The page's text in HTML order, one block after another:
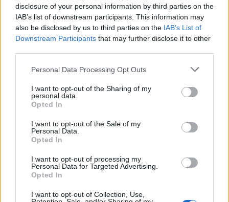
disclosure of your personal information by third parties on the
IAB’s list of downstream participants. This information may
also be disclosed by us to third parties on the IAB’s List of
Downstream Participants that may further disclose it to other
Please note that this website/app uses one or more Google
not limited to your visit or usage behaviour. You may click to
grant or deny consent to Google and its third-party tags to
use your data for below specified purposes in below Google
consent section.
Personal Data Processing Opt Outs
I want to opt-out of the Sharing of my
personal data.
Opted In
I want to opt-out of the Sale of my
Personal Data.
Opted In
I want to opt-out of processing my
Personal Data for Targeted Advertising.
Opted In
I want to opt-out of Collection, Use,
D. R. I.20.30-as kezdése kérdésessé vált, amikor
kb. ekkor kezdték belőni a hangzásukat a zenészek,
hogy aztán közeledve a kilenchez
az énekesük után
érdeklődjenek, akinek holléte ismeretlen volt
számukra. Bizonyára a merchárusítás, dedikálás
tartotta vissza Kurtöt, aki aztán végre – kicsit kínos